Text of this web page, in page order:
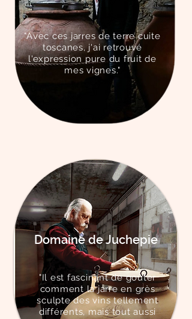
"Avec ces jarres de terre cuite
toscanes, j'ai retrouvé
l'expression pure du fruit de
mes vignes."
Domaine de Juchepie
"Il est fascinant de goûter
comment la jarre en grès
sculpte des vins tellement
différents, mais tout aussi